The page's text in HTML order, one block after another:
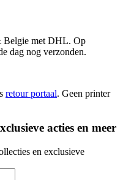
Belgie met DHL. Op
dag nog verzonden.
retour portaal. Geen printer
acties en meer
en exclusieve